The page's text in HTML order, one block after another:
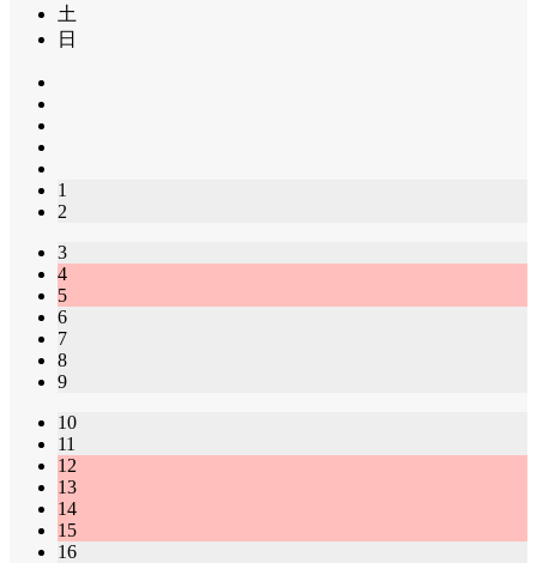
土
日
1
2
3
4
5
6
7
8
9
10
11
12
13
14
15
16